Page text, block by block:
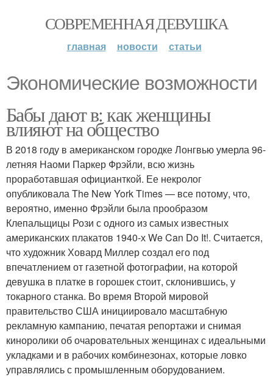
СОВРЕМЕННАЯ ДЕВУШКА
главная новости статьи
Экономические возможности
Бабы дают в: как женщины
влияют на общество
В 2018 году в американском городке Лонгвью умерла 96-
летняя Наоми Паркер Фрэйли, всю жизнь
проработавшая официанткой. Ее некролог
опубликовала The New York Times — все потому, что,
вероятно, именно Фрэйли была прообразом
Клепальщицы Рози с одного из самых известных
американских плакатов 1940-х We Can Do It!. Считается,
что художник Ховард Миллер создал его под
впечатлением от газетной фотографии, на которой
девушка в платке в горошек стоит, склонившись, у
токарного станка. Во время Второй мировой
правительство США инициировало масштабную
рекламную кампанию, печатая репортажи и снимая
киноролики об очаровательных женщинах с идеальными
укладками и в рабочих комбинезонах, которые ловко
управлялись с промышленным оборудованием.